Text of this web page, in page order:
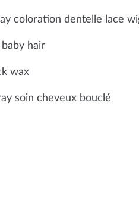
coloration dentelle lace
baby hair
wax
soin cheveux bouclé